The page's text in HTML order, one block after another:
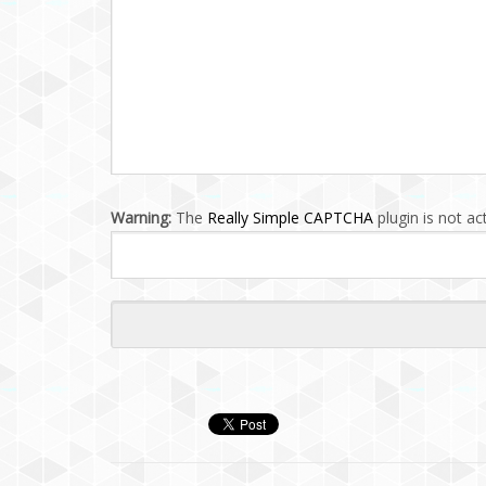
Warning: The Really Simple CAPTCHA plugin is not